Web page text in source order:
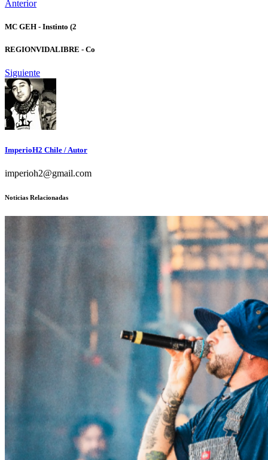
Anterior
MC GEH - Instinto (2
REGIONVIDALIBRE - Co
Siguiente
ImperioH2 Chile / Autor
imperioh2@gmail.com
Noticias Relacionadas